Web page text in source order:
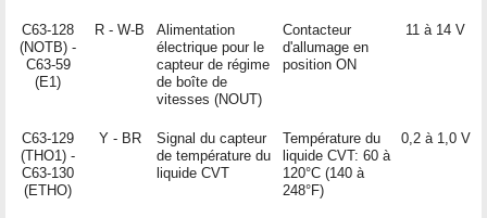
C63-128
(NOTB) -
C63-59
(E1)
R - W-B
Alimentation
électrique pour le
capteur de régime
de boîte de
vitesses (NOUT)
Contacteur
d'allumage en
position ON
11 à 14 V
C63-129
(THO1) -
C63-130
(ETHO)
Y - BR
Signal du capteur
de température du
liquide CVT
Température du
liquide CVT: 60 à
120°C (140 à
248°F)
0,2 à 1,0 V